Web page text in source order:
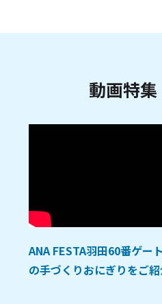
動画特集
ANA FESTA羽田60番ゲー
の手づくりおにぎりをご紹